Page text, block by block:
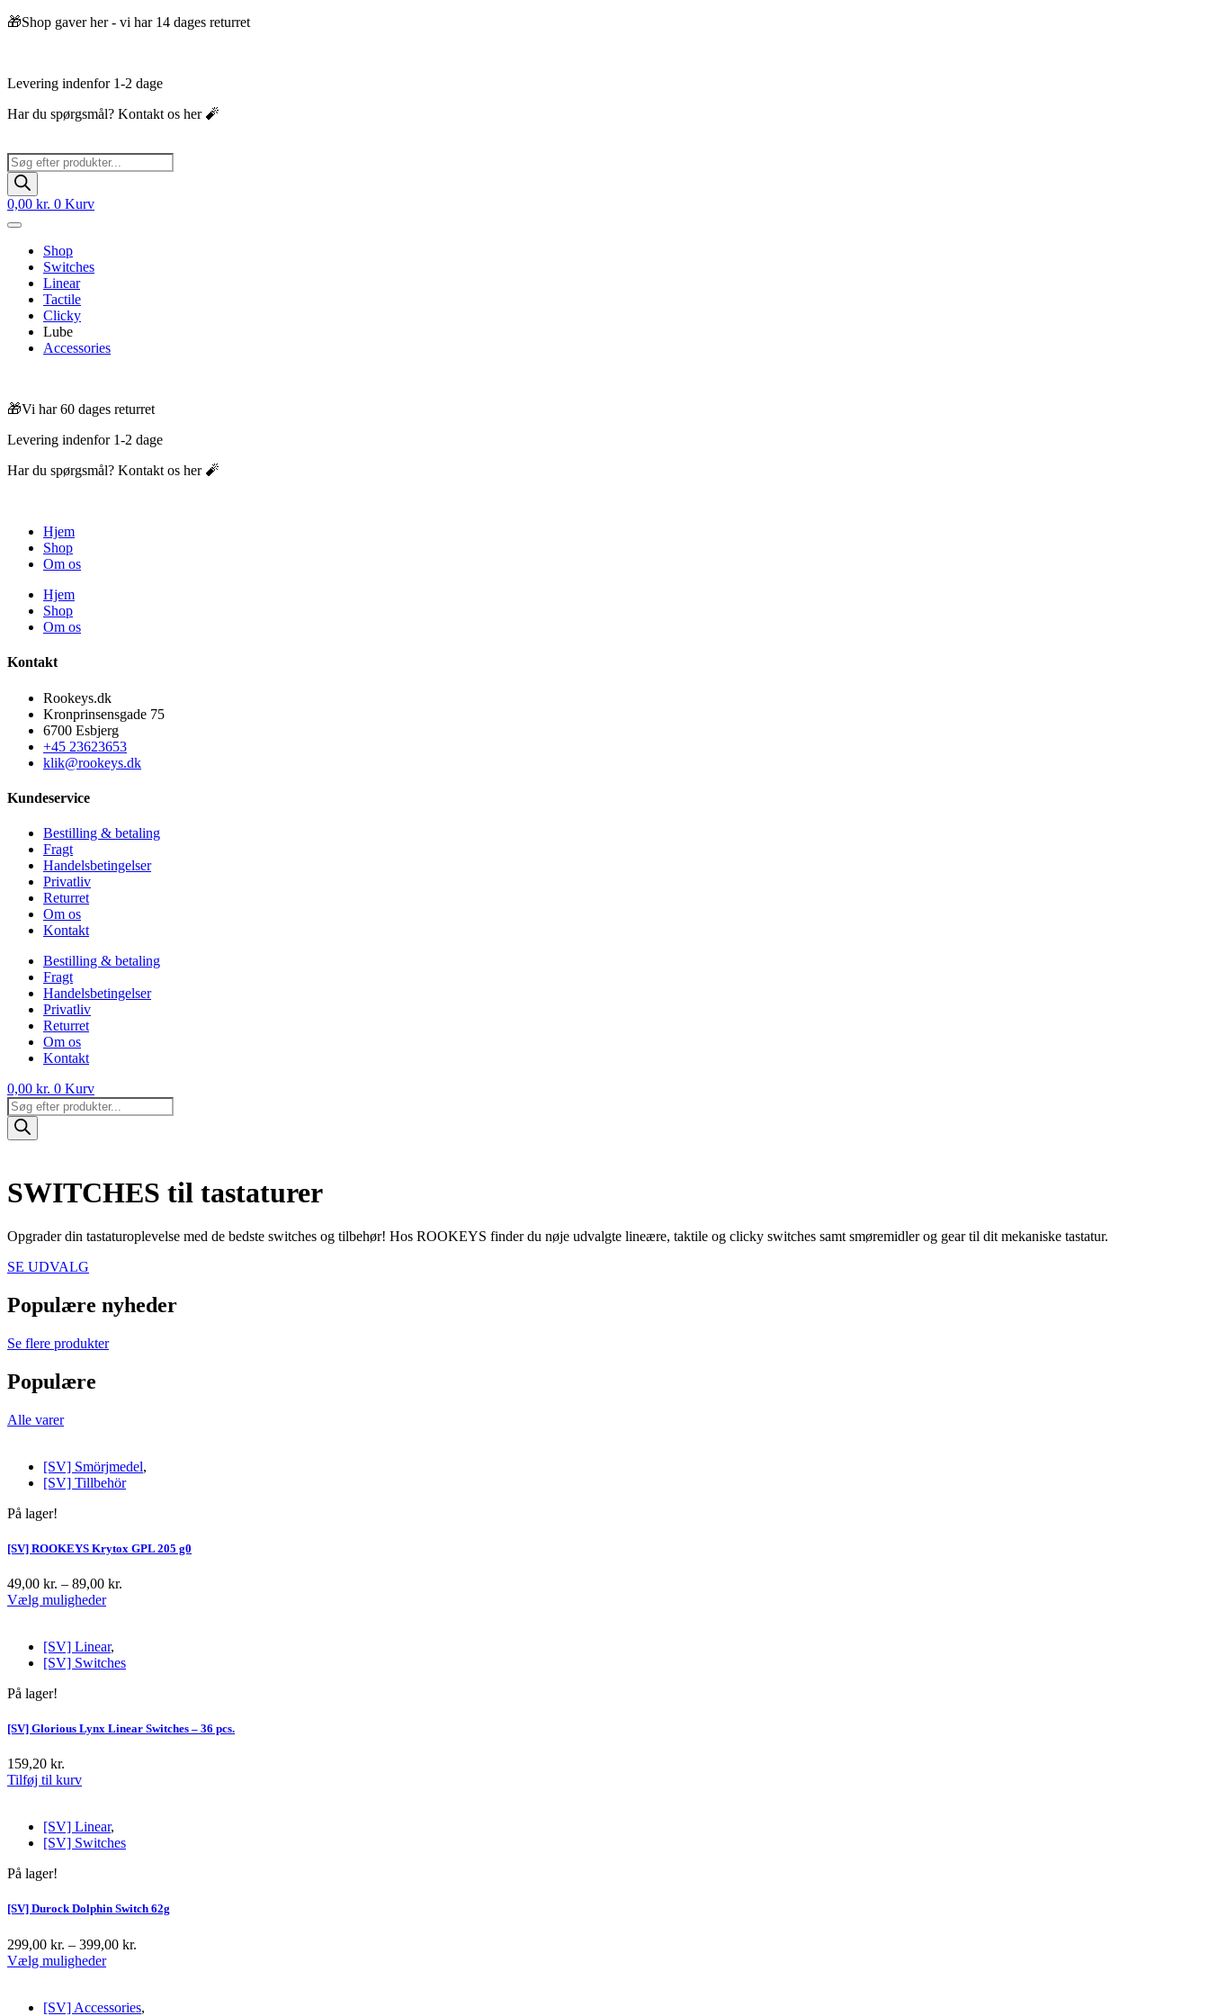
Videre
🎁Shop gaver her - vi har 14 dages returret
Levering indenfor 1-2 dage
Har du spørgsmål? Kontakt os her 🧨
Products
search
0,00 kr. 0 Kurv
Shop
Switches
Linear
Tactile
Clicky
Lube
Accessories
🎁Vi har 60 dages returret
Levering indenfor 1-2 dage
Har du spørgsmål? Kontakt os her 🧨
Hjem
Shop
Om os
Hjem
Shop
Om os
Kontakt
Rookeys.dk
Kronprinsensgade 75
6700 Esbjerg
+45 23623653
klik@rookeys.dk
Kundeservice
Bestilling & betaling
Fragt
Handelsbetingelser
Privatliv
Returret
Om os
Kontakt
Bestilling & betaling
Fragt
Handelsbetingelser
Privatliv
Returret
Om os
Kontakt
0,00 kr. 0 Kurv
Products
search
SWITCHES til tastaturer
Opgrader din tastaturoplevelse med de bedste switches og tilbehør! Hos ROOKEYS finder du nøje udvalgte lineære, taktile og clicky switches samt smøremidler og gear til dit mekaniske tastatur.
SE UDVALG
Populære nyheder
Se flere produkter
Populære
Alle varer
[SV] Smörjmedel,
[SV] Tillbehör
På lager!
[SV] ROOKEYS Krytox GPL 205 g0
49,00 kr. – 89,00 kr.
Vælg mulighederDette
flere
varianter.
på
[SV] Linear,
[SV] Switches
På lager!
[SV] Glorious Lynx Linear Switches – 36 pcs.
159,20 kr.
Tilføj til kurv
[SV] Linear,
[SV] Switches
På lager!
[SV] Durock Dolphin Switch 62g
299,00 kr. – 399,00 kr.
Vælg mulighederDette
flere
[SV] Accessories,